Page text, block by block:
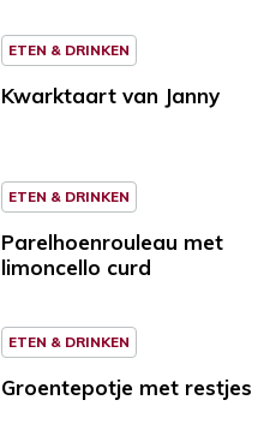
ETEN & DRINKEN
Kwarktaart van Janny
ETEN & DRINKEN
Parelhoenrouleau met
limoncello curd
ETEN & DRINKEN
Groentepotje met restjes